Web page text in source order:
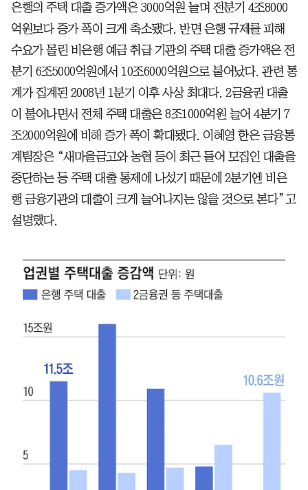
은행의 주택 대출 증가액은 3000억원 늘며 전분기 4조8000
억원보다 증가 폭이 크게 축소됐다. 반면 은행 규제를 피해
수요가 몰린 비은행 예금 취급 기관의 주택 대출 증가액은 전
분기 6조5000억원에서 10조6000억원으로 불어났다. 관련 통
계가 집계된 2008년 1분기 이후 사상 최대다. 2금융권 대출
이 불어나면서 전체 주택 대출은 8조1000억원 늘어 4분기 7
조2000억원에 비해 증가 폭이 확대됐다. 이혜영 한은 금융통
계팀장은 “새마을금고와 농협 등이 최근 들어 모집인 대출을
중단하는 등 주택 대출 통제에 나섰기 때문에 2분기엔 비은
행 금융기관의 대출이 크게 늘어나지는 않을 것으로 본다”고
설명했다.